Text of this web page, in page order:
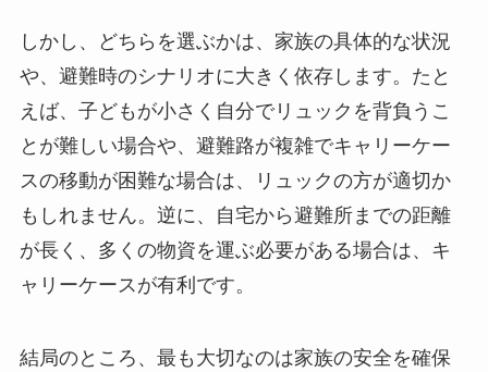
しかし、どちらを選ぶかは、家族の具体的な状況
や、避難時のシナリオに大きく依存します。たと
えば、子どもが小さく自分でリュックを背負うこ
とが難しい場合や、避難路が複雑でキャリーケー
スの移動が困難な場合は、リュックの方が適切か
もしれません。逆に、自宅から避難所までの距離
が長く、多くの物資を運ぶ必要がある場合は、キ
ャリーケースが有利です。
結局のところ、最も大切なのは家族の安全を確保